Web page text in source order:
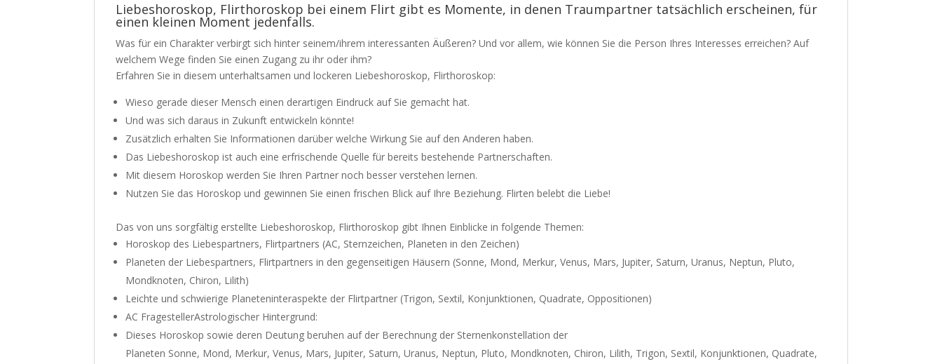
Liebeshoroskop, Flirthoroskop bei einem Flirt gibt es Momente, in denen Traumpartner tatsächlich erscheinen, für
einen kleinen Moment jedenfalls.
Was für ein Charakter verbirgt sich hinter seinem/ihrem interessanten Äußeren? Und vor allem, wie können Sie die Person Ihres Interesses erreichen? Auf
welchem Wege finden Sie einen Zugang zu ihr oder ihm?
Erfahren Sie in diesem unterhaltsamen und lockeren Liebeshoroskop, Flirthoroskop:
Wieso gerade dieser Mensch einen derartigen Eindruck auf Sie gemacht hat.
Und was sich daraus in Zukunft entwickeln könnte!
Zusätzlich erhalten Sie Informationen darüber welche Wirkung Sie auf den Anderen haben.
Das Liebeshoroskop ist auch eine erfrischende Quelle für bereits bestehende Partnerschaften.
Mit diesem Horoskop werden Sie Ihren Partner noch besser verstehen lernen.
Nutzen Sie das Horoskop und gewinnen Sie einen frischen Blick auf Ihre Beziehung. Flirten belebt die Liebe!
Das von uns sorgfältig erstellte Liebeshoroskop, Flirthoroskop gibt Ihnen Einblicke in folgende Themen:
Horoskop des Liebespartners, Flirtpartners (AC, Sternzeichen, Planeten in den Zeichen)
Planeten der Liebespartners, Flirtpartners in den gegenseitigen Häusern (Sonne, Mond, Merkur, Venus, Mars, Jupiter, Saturn, Uranus, Neptun, Pluto,
Mondknoten, Chiron, Lilith)
Leichte und schwierige Planeteninteraspekte der Flirtpartner (Trigon, Sextil, Konjunktionen, Quadrate, Oppositionen)
AC FragestellerAstrologischer Hintergrund:
Dieses Horoskop sowie deren Deutung beruhen auf der Berechnung der Sternenkonstellation der
Planeten Sonne, Mond, Merkur, Venus, Mars, Jupiter, Saturn, Uranus, Neptun, Pluto, Mondknoten, Chiron, Lilith, Trigon, Sextil, Konjunktionen, Quadrate,